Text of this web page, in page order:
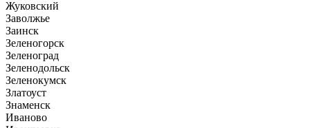
Жуковский
Заволжье
Заинск
Зеленогорск
Зеленоград
Зеленодольск
Зеленокумск
Златоуст
Знаменск
Иваново